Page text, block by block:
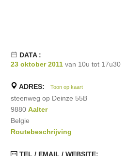
DATA :
23 oktober 2011 van 10u tot 17u30
ADRES: Toon op kaart
steenweg op Deinze 55B
9880Aalter
Belgie
Routebeschrijving
TEL / EMAIL / WEBSITE: